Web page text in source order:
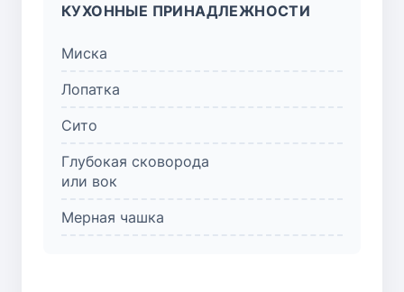
КУХОННЫЕ ПРИНАДЛЕЖНОСТИ
Миска
Лопатка
Сито
Глубокая сковорода
или вок
Мерная чашка